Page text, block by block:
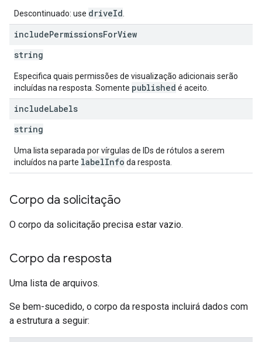
Descontinuado: use driveId
includePermissionsForView
string
Especifica quais permissões de visualização adicionais serão
incluídas na resposta. Somente published é aceito.
includeLabels
string
Uma lista separada por vírgulas de IDs de rótulos a serem
incluídos na parte labelInfo da resposta.
Corpo da solicitação
O corpo da solicitação precisa estar vazio.
Corpo da resposta
Uma lista de arquivos.
Se bem-sucedido, o corpo da resposta incluirá dados com
a estrutura a seguir: